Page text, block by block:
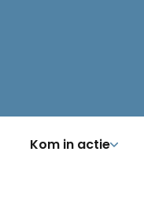
Kom in actie